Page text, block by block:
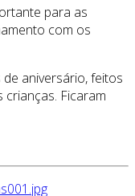
para as
com os
aniversário, feitos
Ficaram